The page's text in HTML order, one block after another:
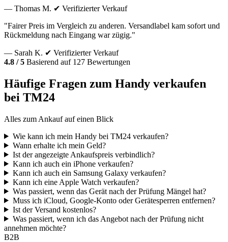
— Thomas M. ✔ Verifizierter Verkauf
"Fairer Preis im Vergleich zu anderen. Versandlabel kam sofort und
Rückmeldung nach Eingang war zügig."
— Sarah K. ✔ Verifizierter Verkauf
4.8 / 5 Basierend auf 127 Bewertungen
Häufige Fragen zum Handy verkaufen
bei TM24
Alles zum Ankauf auf einen Blick
Wie kann ich mein Handy bei TM24 verkaufen?
Wann erhalte ich mein Geld?
Ist der angezeigte Ankaufspreis verbindlich?
Kann ich auch ein iPhone verkaufen?
Kann ich auch ein Samsung Galaxy verkaufen?
Kann ich eine Apple Watch verkaufen?
Was passiert, wenn das Gerät nach der Prüfung Mängel hat?
Muss ich iCloud, Google-Konto oder Gerätesperren entfernen?
Ist der Versand kostenlos?
Was passiert, wenn ich das Angebot nach der Prüfung nicht
annehmen möchte?
B2B